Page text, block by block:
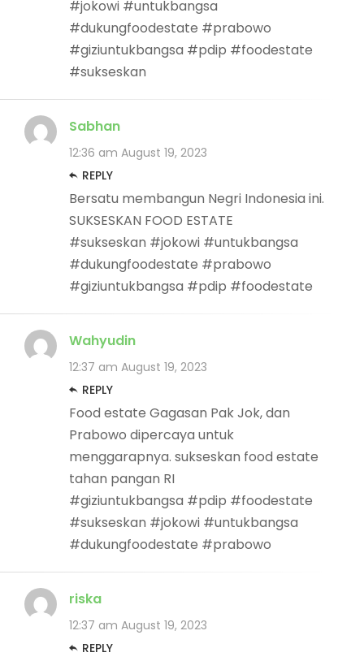
#jokowi #untukbangsa
#dukungfoodestate #prabowo
#giziuntukbangsa #pdip #foodestate
#sukseskan
Sabhan
12:36 am August 19, 2023
REPLY
Bersatu membangun Negri Indonesia ini.
SUKSESKAN FOOD ESTATE
#sukseskan #jokowi #untukbangsa
#dukungfoodestate #prabowo
#giziuntukbangsa #pdip #foodestate
Wahyudin
12:37 am August 19, 2023
REPLY
Food estate Gagasan Pak Jok, dan
Prabowo dipercaya untuk
menggarapnya. sukseskan food estate
tahan pangan RI
#giziuntukbangsa #pdip #foodestate
#sukseskan #jokowi #untukbangsa
#dukungfoodestate #prabowo
riska
12:37 am August 19, 2023
REPLY